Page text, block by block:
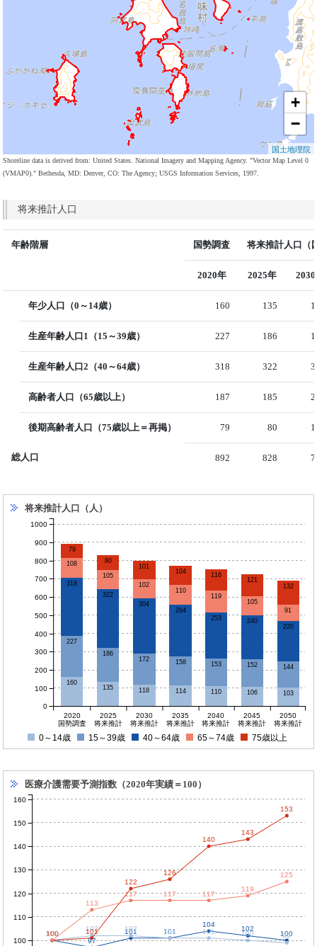
+
−
国土地理院
Shoreline data is derived from: United States. National Imagery and Mapping Agency. "Vector Map Level 0
(VMAP0)." Bethesda, MD: Denver, CO: The Agency; USGS Information Services, 1997.
将来推計人口
年齢階層 国勢調査 将来推計人口（
2020年 2025年
年少人口（0～14歳） 160 135
生産年齢人口1（15～39歳） 227 186
生産年齢人口2（40～64歳） 318 322
高齢者人口（65歳以上） 187 185
後期高齢者人口（75歳以上＝再掲） 79 80
総人口 892 828
将来推計人口（人）
160
135 118 114 110 106 103
227
186
172 158 153 152 144
318
322
304
284
253
240
220
108
105
102
110
119
105
91
79
80
101
104 116
121
132
2020
国勢調査
2025
将来推計
2030
将来推計
2035
将来推計
2040
将来推計
2045
将来推計
2050
将来推計
0
100
200
300
400
500
600
700
800
900
1000
0～14歳 15～39歳 40～64歳 65～74歳 75歳以上
医療介護需要予測指数（2020年実績＝100）
100
97
101 101
104
102
100
100
102 102 101 101 100 99
100 101
122
126
140
143
153
100
113
117 117 117
119
125
100
110
120
130
140
150
160